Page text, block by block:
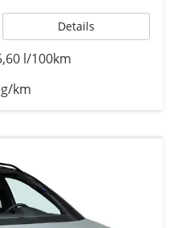
Details
l/100km
km